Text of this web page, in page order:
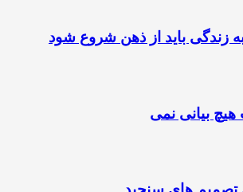
به زندگی باید از ذهن شروع شود
️هیچ بیانی نمی